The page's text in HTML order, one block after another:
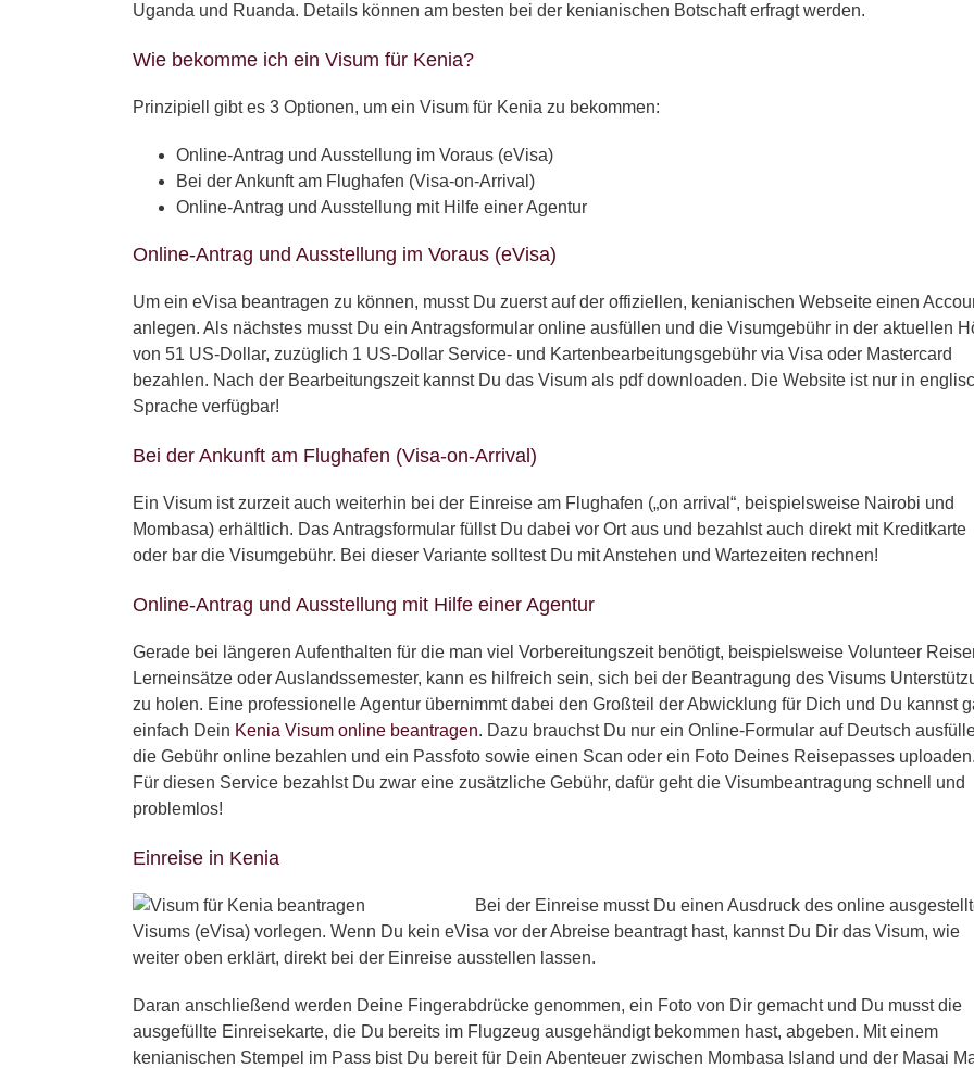
Uganda und Ruanda. Details können am besten bei der kenianischen Botschaft erfragt werden.
Wie bekomme ich ein Visum für Kenia?
Prinzipiell gibt es 3 Optionen, um ein Visum für Kenia zu bekommen:
Online-Antrag und Ausstellung im Voraus (eVisa)
Bei der Ankunft am Flughafen (Visa-on-Arrival)
Online-Antrag und Ausstellung mit Hilfe einer Agentur
Online-Antrag und Ausstellung im Voraus (eVisa)
Um ein eVisa beantragen zu können, musst Du zuerst auf der offiziellen, kenianischen Webseite einen
anlegen. Als nächstes musst Du ein Antragsformular online ausfüllen und die Visumgebühr in der aktuellen
von 51 US-Dollar, zuzüglich 1 US-Dollar Service- und Kartenbearbeitungsgebühr via Visa oder Mastercard
bezahlen. Nach der Bearbeitungszeit kannst Du das Visum als pdf downloaden. Die Website ist nur in
Sprache verfügbar!
Bei der Ankunft am Flughafen (Visa-on-Arrival)
Ein Visum ist zurzeit auch weiterhin bei der Einreise am Flughafen („on arrival“, beispielsweise Nairobi und
Mombasa) erhältlich. Das Antragsformular füllst Du dabei vor Ort aus und bezahlst auch direkt mit Kreditkarte
oder bar die Visumgebühr. Bei dieser Variante solltest Du mit Anstehen und Wartezeiten rechnen!
Online-Antrag und Ausstellung mit Hilfe einer Agentur
Gerade bei längeren Aufenthalten für die man viel Vorbereitungszeit benötigt, beispielsweise Volunteer
Lerneinsätze oder Auslandssemester, kann es hilfreich sein, sich bei der Beantragung des Visums
zu holen. Eine professionelle Agentur übernimmt dabei den Großteil der Abwicklung für Dich und Du kannst
einfach Dein Kenia Visum online beantragen. Dazu brauchst Du nur ein Online-Formular auf Deutsch
die Gebühr online bezahlen und ein Passfoto sowie einen Scan oder ein Foto Deines Reisepasses uploaden.
Für diesen Service bezahlst Du zwar eine zusätzliche Gebühr, dafür geht die Visumbeantragung schnell und
problemlos!
Einreise in Kenia
Bei der Einreise musst Du einen Ausdruck des online
Visums (eVisa) vorlegen. Wenn Du kein eVisa vor der Abreise beantragt hast, kannst Du Dir das Visum, wie
weiter oben erklärt, direkt bei der Einreise ausstellen lassen.
Daran anschließend werden Deine Fingerabdrücke genommen, ein Foto von Dir gemacht und Du musst die
ausgefüllte Einreisekarte, die Du bereits im Flugzeug ausgehändigt bekommen hast, abgeben. Mit einem
kenianischen Stempel im Pass bist Du bereit für Dein Abenteuer zwischen Mombasa Island und der Masai